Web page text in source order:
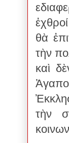
θὰ
τὴν
καὶ
τὴν